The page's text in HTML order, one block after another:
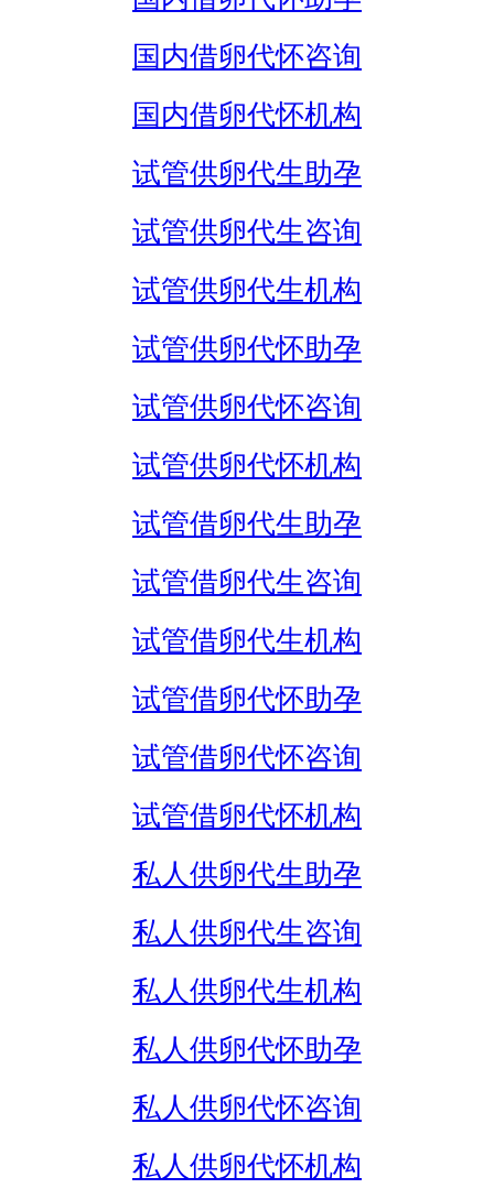
国内借卵代怀咨询
国内借卵代怀机构
试管供卵代生助孕
试管供卵代生咨询
试管供卵代生机构
试管供卵代怀助孕
试管供卵代怀咨询
试管供卵代怀机构
试管借卵代生助孕
试管借卵代生咨询
试管借卵代生机构
试管借卵代怀助孕
试管借卵代怀咨询
试管借卵代怀机构
私人供卵代生助孕
私人供卵代生咨询
私人供卵代生机构
私人供卵代怀助孕
私人供卵代怀咨询
私人供卵代怀机构